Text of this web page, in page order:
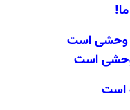
وحشی است
وحشی است
است